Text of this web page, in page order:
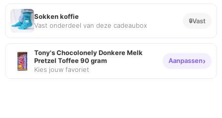
Sokken koffie
Vast onderdeel van deze cadeaubox
Vast
Tony's Chocolonely Donkere Melk
Pretzel Toffee 90 gram
Kies jouw favoriet
Aanpassen